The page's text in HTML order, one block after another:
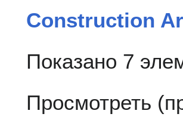
Construction
Показано 7
Просмотреть (